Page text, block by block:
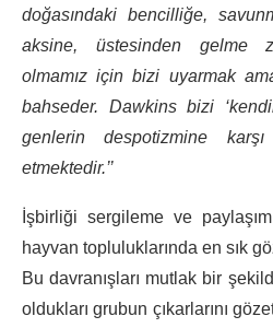
doğasındaki bencilliğe,
aksine, üstesinden gelme
olmamız için bizi uyarmak
bahseder. Dawkins bizi
genlerin despotizmine
etmektedir.’’
İşbirliği sergileme ve
hayvan topluluklarında en sık
Bu davranışları mutlak bir
oldukları grubun çıkarlarını